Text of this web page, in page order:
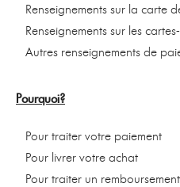
Renseignements sur la carte
Renseignements sur les
Autres renseignements de
Pourquoi?
Pour traiter votre paiement
Pour livrer votre achat
Pour traiter un